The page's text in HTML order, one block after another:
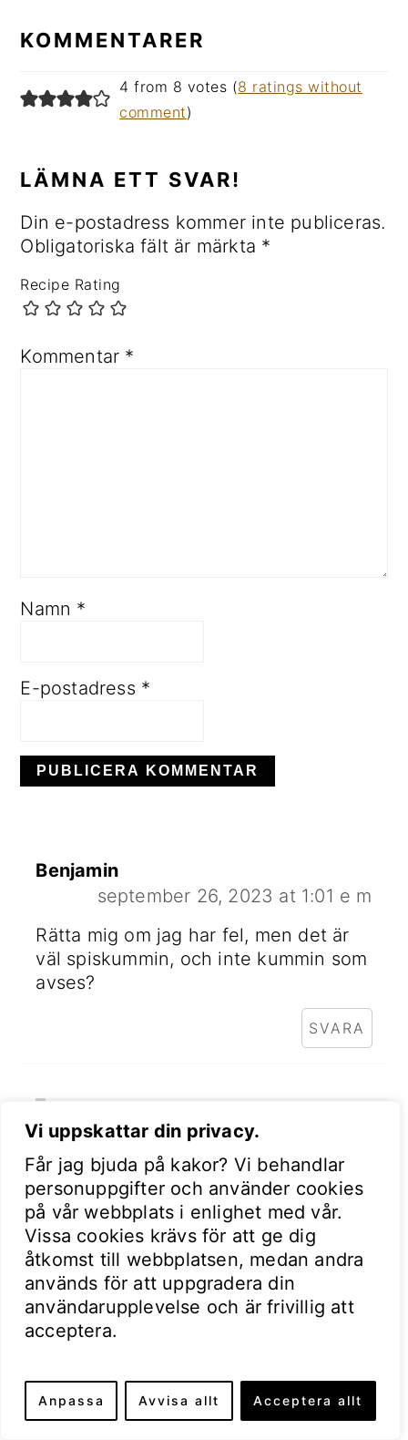
Vi uppskattar din privacy.
Får jag bjuda på kakor? Vi behandlar
personuppgifter och använder cookies
på vår webbplats i enlighet med vår.
Vissa cookies krävs för att ge dig
åtkomst till webbplatsen, medan andra
används för att uppgradera din
användarupplevelse och är frivillig att
acceptera.
Anpassa Avvisa allt Acceptera allt
KOMMENTARER
4 from 8 votes (8 ratings without
comment)
LÄMNA ETT SVAR!
Din e-postadress kommer inte publiceras.
Obligatoriska fält är märkta *
Recipe Rating
Kommentar *
Namn *
E-postadress *
Benjamin
september 26, 2023 at 1:01 e m
Rätta mig om jag har fel, men det är
väl spiskummin, och inte kummin som
avses?
SVARA
Marloes
september 26, 2023 at 3:36 e m
Hej! Vad bra att du såg det.
Självklart ska det vara spiskummin
och inte kummin. 🙂
Katrin
oktober 26, 2023 at 9:50 f m
Men oj vilket härligt recept - tack för